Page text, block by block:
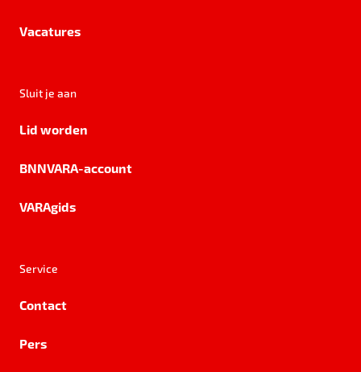
Vacatures
Sluit je aan
Lid worden
BNNVARA-account
VARAgids
Service
Contact
Pers